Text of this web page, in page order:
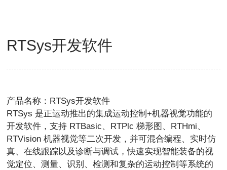
RTSys开发软件
产品名称：RTSys开发软件
RTSys 是正运动推出的集成运动控制+机器视觉功能的
开发软件，支持 RTBasic、RTPlc 梯形图、RTHmi、
RTVision 机器视觉等二次开发，并可混合编程、实时仿
真、在线跟踪以及诊断与调试，快速实现智能装备的视
觉定位、测量、识别、检测和复杂的运动控制等系统的